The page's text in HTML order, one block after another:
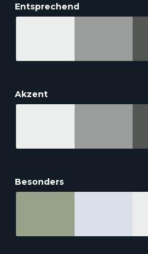
Entsprechend
Akzent
Besonders